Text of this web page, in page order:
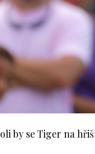
by se Tiger na